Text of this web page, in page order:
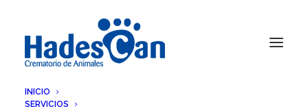
INICIO
SERVICIOS